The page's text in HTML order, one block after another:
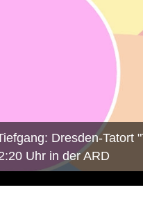
Dresden-Tatort
Uhr in der ARD